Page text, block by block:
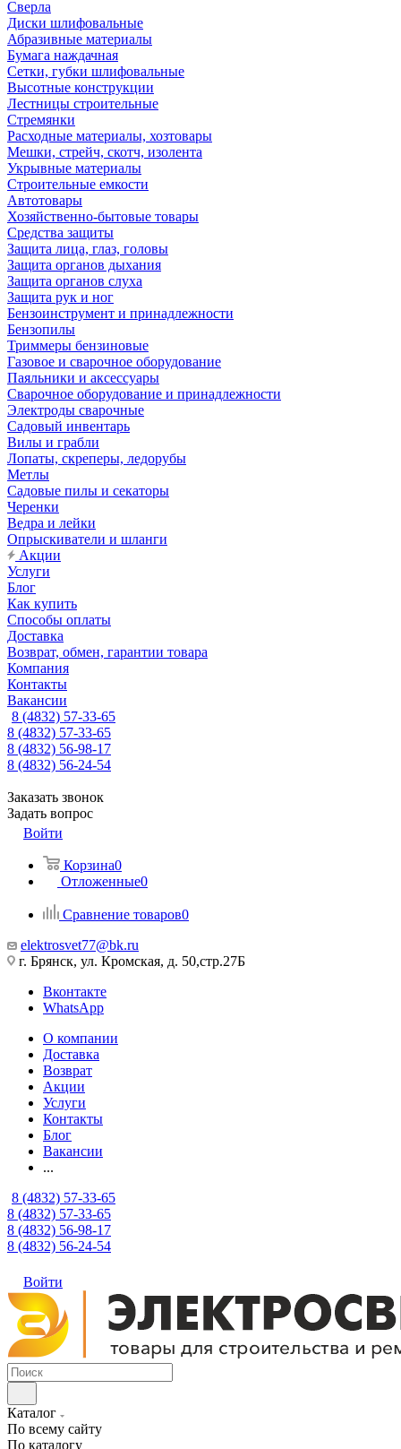
Сверла
Диски шлифовальные
Абразивные материалы
Бумага наждачная
Сетки, губки шлифовальные
Высотные конструкции
Лестницы строительные
Стремянки
Расходные материалы, хозтовары
Мешки, стрейч, скотч, изолента
Укрывные материалы
Строительные емкости
Автотовары
Хозяйственно-бытовые товары
Средства защиты
Защита лица, глаз, головы
Защита органов дыхания
Защита органов слуха
Защита рук и ног
Бензоинструмент и принадлежности
Бензопилы
Триммеры бензиновые
Газовое и сварочное оборудование
Паяльники и аксессуары
Сварочное оборудование и принадлежности
Электроды сварочные
Садовый инвентарь
Вилы и грабли
Лопаты, скреперы, ледорубы
Метлы
Садовые пилы и секаторы
Черенки
Ведра и лейки
Опрыскиватели и шланги
Акции
Услуги
Блог
Как купить
Способы оплаты
Доставка
Возврат, обмен, гарантии товара
Компания
Контакты
Вакансии
8 (4832) 57-33-65
8 (4832) 57-33-65
8 (4832) 56-98-17
8 (4832) 56-24-54
Заказать звонок
Задать вопрос
Войти
Корзина0
Отложенные0
Сравнение товаров0
elektrosvet77@bk.ru
г. Брянск, ул. Кромская, д. 50,стр.27Б
Вконтакте
WhatsApp
О компании
Доставка
Возврат
Акции
Услуги
Контакты
Блог
Вакансии
...
8 (4832) 57-33-65
8 (4832) 57-33-65
8 (4832) 56-98-17
8 (4832) 56-24-54
Войти
Каталог
По всему сайту
По каталогу